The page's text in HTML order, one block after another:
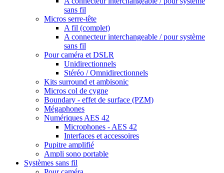
sans fil
Micros serre-tête
A fil (complet)
A connecteur interchangeable / pour système
sans fil
Pour caméra et DSLR
Unidirectionnels
Stéréo / Omnidirectionnels
Kits surround et ambisonic
Micros col de cygne
Boundary - effet de surface (PZM)
Mégaphones
Numériques AES 42
Microphones - AES 42
Interfaces et accessoires
Pupitre amplifié
Ampli sono portable
Systèmes sans fil